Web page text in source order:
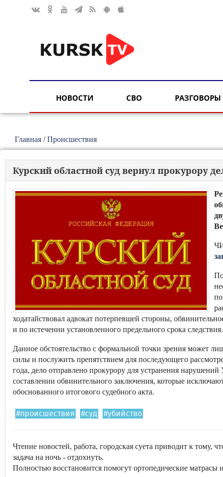
НОВОСТИ СВО РАЗГОВОРЫ
Главная /Происшествия
Курский областной суд вернул прокурору
ходатайствовал адвокат потерпевшей стороны,
и по истечении установленного предельного срока следствия.
Данное обстоятельство с формальной точки зрения может
силы и послужить препятствием для последующего
года, дело отправлено прокурору для устранения
составлении обвинительного заключения, которые
обоснованного итогового судебного акта.
#происшествия #суд #убийство
Чтение новостей, работа, городская суета приводит к
задача на ночь - отдохнуть.
Полностью восстановится помогут ортопедические матрасы